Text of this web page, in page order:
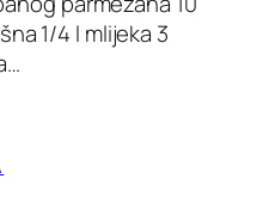
1/4 l mlijeka 3